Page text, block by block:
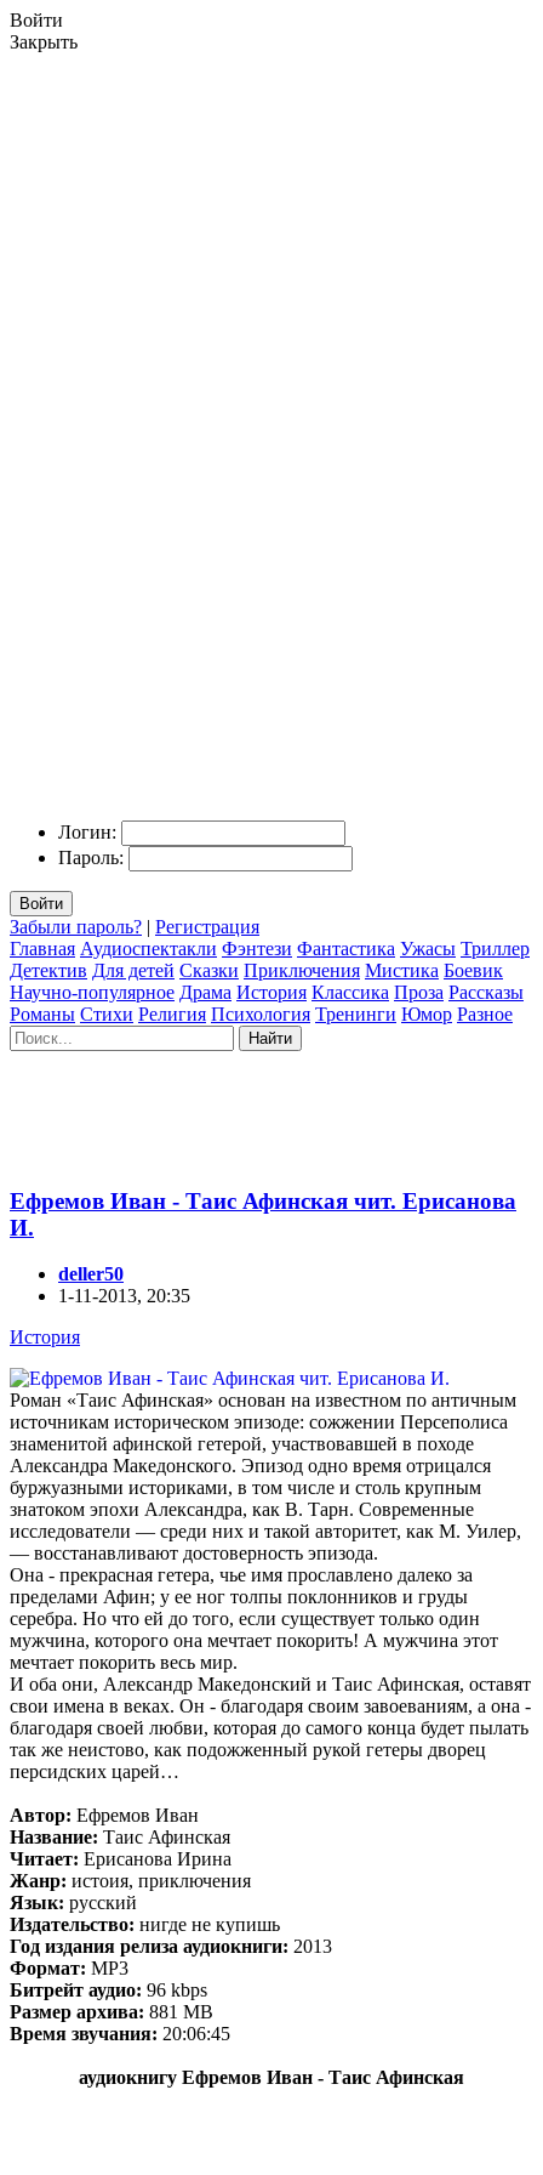
Войти
Закрыть
Логин:
Пароль:
Войти
Забыли пароль? | Регистрация
Главная Аудиоспектакли Фэнтези Фантастика Ужасы Триллер
Детектив Для детей Сказки Приключения Мистика Боевик
Научно-популярное Драма История Классика Проза Рассказы
Романы Стихи Религия Психология Тренинги Юмор Разное
Найти
Ефремов Иван - Таис Афинская чит. Ерисанова
И.
deller50
1-11-2013, 20:35
История
Роман «Таис Афинская» основан на известном по античным
источникам историческом эпизоде: сожжении Персеполиса
знаменитой афинской гетерой, участвовавшей в походе
Александра Македонского. Эпизод одно время отрицался
буржуазными историками, в том числе и столь крупным
знатоком эпохи Александра, как В. Тарн. Современные
исследователи — среди них и такой авторитет, как М. Уилер,
— восстанавливают достоверность эпизода.
Она - прекрасная гетера, чье имя прославлено далеко за
пределами Афин; у ее ног толпы поклонников и груды
серебра. Но что ей до того, если существует только один
мужчина, которого она мечтает покорить! А мужчина этот
мечтает покорить весь мир.
И оба они, Александр Македонский и Таис Афинская, оставят
свои имена в веках. Он - благодаря своим завоеваниям, а она -
благодаря своей любви, которая до самого конца будет пылать
так же неистово, как подожженный рукой гетеры дворец
персидских царей…
Автор: Ефремов Иван
Название: Таис Афинская
Читает: Ерисанова Ирина
Жанр: истоия, приключения
Язык: русский
Издательство: нигде не купишь
Год издания релиза аудиокниги: 2013
Формат: MP3
Битрейт аудио: 96 kbps
Размер архива: 881 MB
Время звучания: 20:06:45
аудиокнигу Ефремов Иван - Таис Афинская